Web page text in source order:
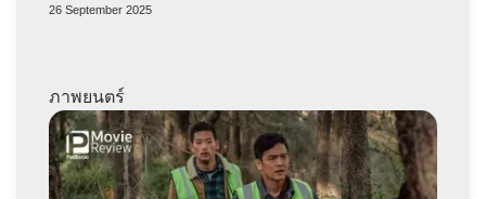
26 September 2025
ภาพยนตร์